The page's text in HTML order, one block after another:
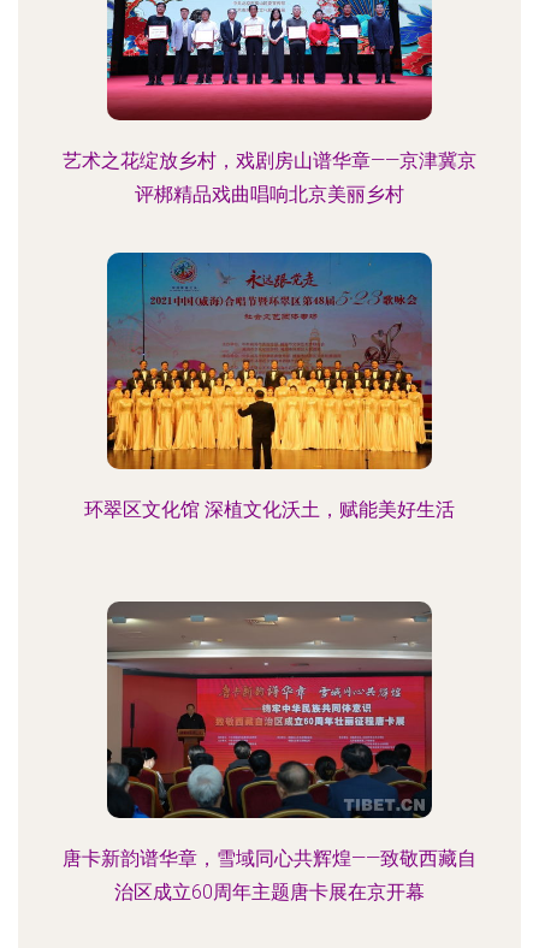
艺术之花绽放乡村，戏剧房山谱华章——京津冀京
评梆精品戏曲唱响北京美丽乡村
环翠区文化馆 深植文化沃土，赋能美好生活
唐卡新韵谱华章，雪域同心共辉煌——致敬西藏自
治区成立60周年主题唐卡展在京开幕